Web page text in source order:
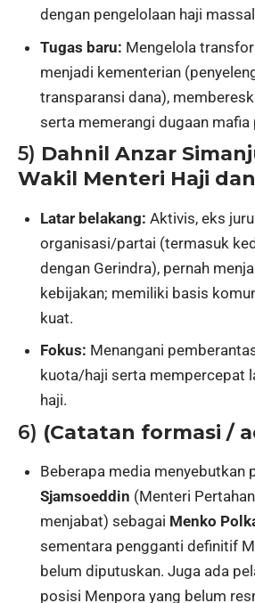
dengan pengelolaan haji
Tugas baru: Mengelola
menjadi kementerian
transparansi dana),
serta memerangi dugaan mafia
5) Dahnil Anzar
Wakil Menteri Haji
Latar belakang: Aktivis, eks
organisasi/partai (termasuk
dengan Gerindra), pernah
kebijakan; memiliki basis
kuat.
Fokus: Menangani
kuota/haji serta mempercepat
haji.
6) (Catatan formasi /
Beberapa media menyebutkan
Sjamsoeddin (Menteri
menjabat) sebagai Menko
sementara pengganti definitif
belum diputuskan. Juga ada
posisi Menpora yang belum